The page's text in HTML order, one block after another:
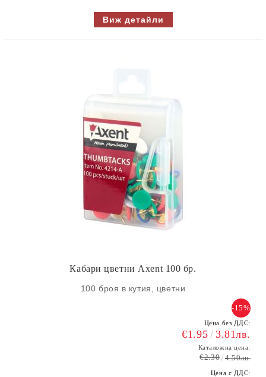
Виж детайли
Кабари цветни Axent 100 бр.
100 броя в кутия, цветни
-15%
Цена без ДДС:
€1.95 3.81лв.
Каталожна цена:
€2.30 4.50лв.
Цена с ДДС: